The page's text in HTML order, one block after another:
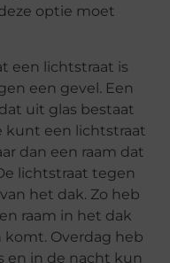
optie moet
een lichtstraat is
een gevel. Een
uit glas bestaat
kunt een lichtstraat
dan een raam dat
lichtstraat tegen
het dak. Zo heb
raam in het dak
komt. Overdag heb
en in de nacht kun